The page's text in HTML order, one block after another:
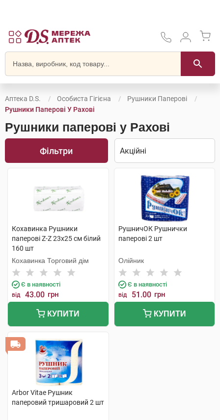
Аптека D.S. Особиста Гігієна
Рушники Паперові
Рушники Паперові У Рахові
Рушники паперові у Рахові
Фільтри
Кохавинка Рушники
паперові Z-Z 23х25 см білий
160 шт
Кохавинка Торговий дім
Є в наявності
від 43.00 грн
КУПИТИ
РушничОК Рушнички
паперові 2 шт
Олійник
Є в наявності
від 51.00 грн
КУПИТИ
Arbor Vitae Рушник
паперовий тришаровий 2 шт